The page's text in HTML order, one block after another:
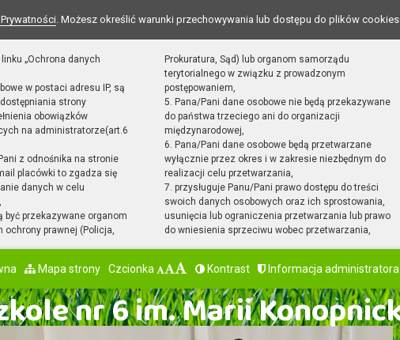
. Możesz określić warunki przechowywania lub dostępu do plików
„Ochrona danych
w postaci adresu IP, są
strony
obowiązków
na administratorze(art.6
z odnośnika na stronie
placówki to zgadza się
danych w celu
być przekazywane organom
ochrony prawnej (Policja,
Prokuratura, Sąd) lub organom samorządu
terytorialnego w związku z prowadzonym
postępowaniem,
5. Pana/Pani dane osobowe nie będą przekazywane
do państwa trzeciego ani do organizacji
międzynarodowej,
6. Pana/Pani dane osobowe będą przetwarzane
wyłącznie przez okres i w zakresie niezbędnym do
realizacji celu przetwarzania,
7. przysługuje Panu/Pani prawo dostępu do treści
swoich danych osobowych oraz ich sprostowania,
usunięcia lub ograniczenia przetwarzania lub prawo
do wniesienia sprzeciwu wobec przetwarzania,
Mapa strony Czcionka Kontrast Informacja administratora
nr 6 im. Marii